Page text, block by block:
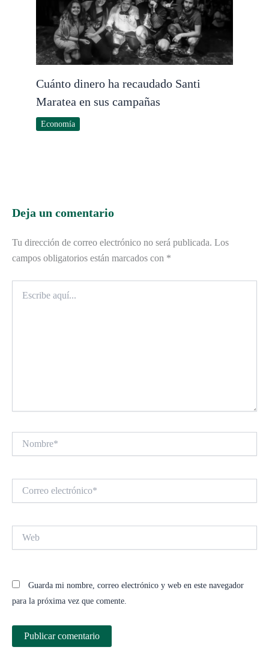
Cuánto dinero ha recaudado Santi
Maratea en sus campañas
Economía
Deja un comentario
Tu dirección de correo electrónico no será publicada. Los
campos obligatorios están marcados con *
aquí...
electrónico*
Guarda mi nombre, correo electrónico y web en este navegador
para la próxima vez que comente.